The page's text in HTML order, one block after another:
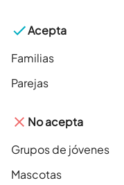
Acepta
Familias
Parejas
No acepta
Grupos de jóvenes
Mascotas